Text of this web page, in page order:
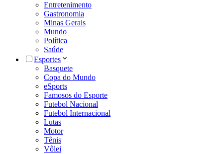
Entretenimento
Gastronomia
Minas Gerais
Mundo
Política
Saúde
Esportes
Basquete
Copa do Mundo
eSports
Famosos do Esporte
Futebol Nacional
Futebol Internacional
Lutas
Motor
Tênis
Vôlei